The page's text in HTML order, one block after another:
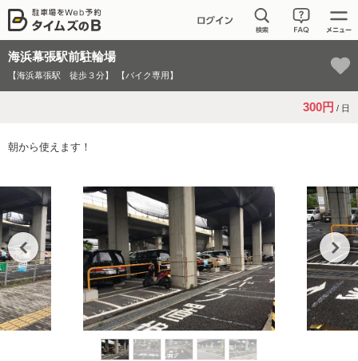
海浜幕張駅前駐輪場
【海浜幕張駅 徒歩３分】 【バイク専用】
300円 / 日
朝から使えます！